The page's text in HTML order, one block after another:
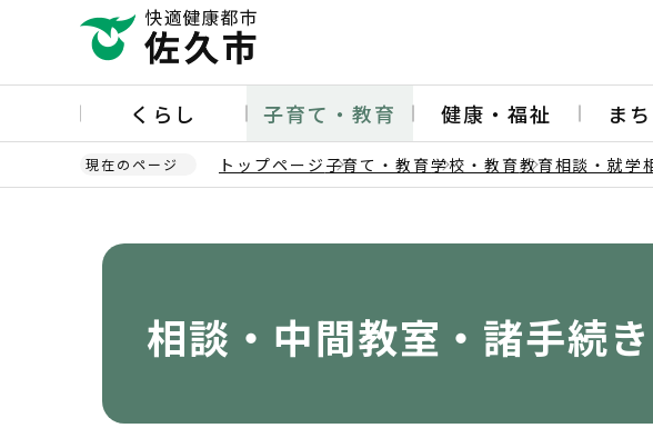
ー
の
くらし 子育て・教育 健康・福祉 ま
現在のページ トップページ 子育て・教育学校・教育教育相談・就学
相談・中間教室・諸手続